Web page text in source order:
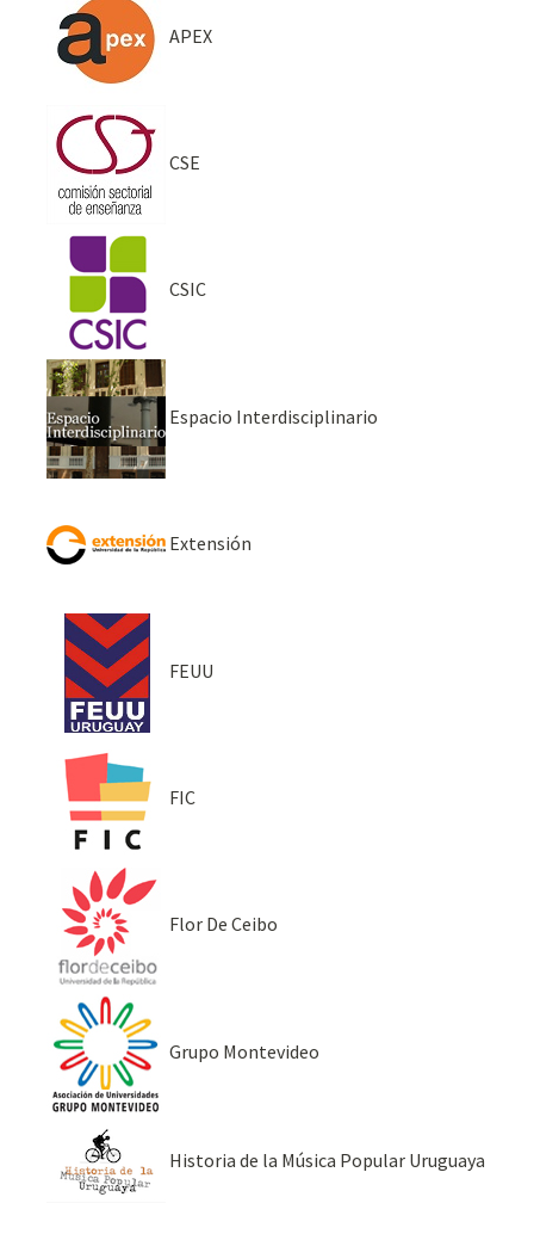
APEX
CSE
CSIC
Espacio Interdisciplinario
Extensión
FEUU
FIC
Flor De Ceibo
Grupo Montevideo
Historia de la Música Popular Uruguaya